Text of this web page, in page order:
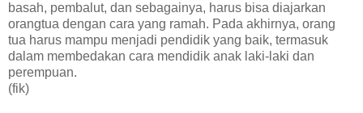
basah, pembalut, dan sebagainya, harus bisa diajarkan
orangtua dengan cara yang ramah. Pada akhirnya, orang
tua harus mampu menjadi pendidik yang baik, termasuk
dalam membedakan cara mendidik anak laki-laki dan
perempuan.
(fik)